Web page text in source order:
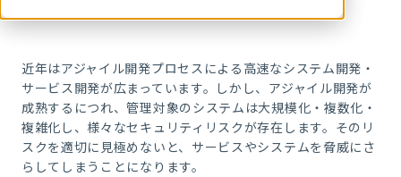
近年はアジャイル開発プロセスによる高速なシステム開発・
サービス開発が広まっています。しかし、アジャイル開発が
成熟するにつれ、管理対象のシステムは大規模化・複数化・
複雑化し、様々なセキュリティリスクが存在します。そのリ
スクを適切に見極めないと、サービスやシステムを脅威にさ
らしてしまうことになります。